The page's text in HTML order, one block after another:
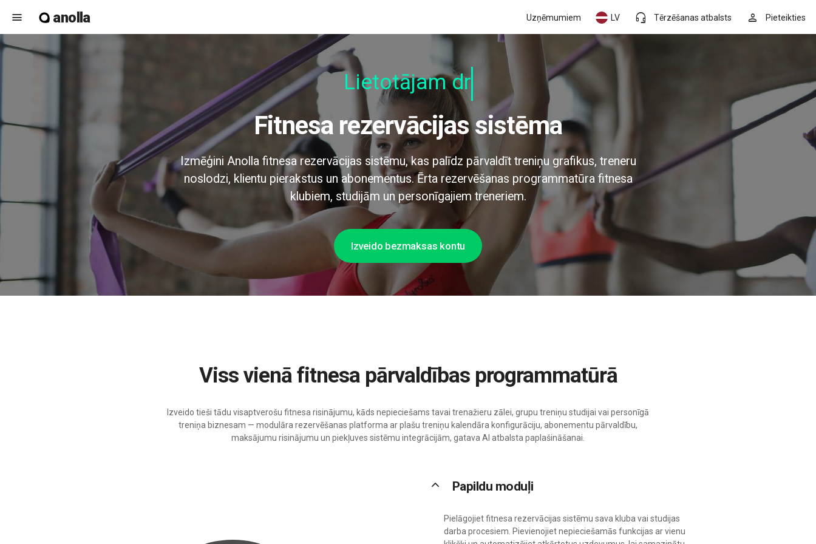
menu anolla person Pieteikties
headset_mic Tērzēšanas atbalsts
LV
Uzņēmumiem
Lietotājam draudzī
Fitnesa rezervācijas sistēma
Izmēģini Anolla fitnesa rezervācijas sistēmu, kas palīdz pārvaldīt treniņu grafikus, treneru
noslodzi, klientu pierakstus un abonementus. Ērta rezervēšanas programmatūra fitnesa
klubiem, studijām un personīgajiem treneriem.
Izveido bezmaksas kontu
Viss vienā fitnesa pārvaldības programmatūrā
Izveido tieši tādu visaptverošu fitnesa risinājumu, kāds nepieciešams tavai trenažieru zālei, grupu treniņu studijai vai personīgā
treniņa biznesam — modulāra rezervēšanas platforma ar plašu treniņu kalendāra konfigurāciju, abonementu pārvaldību,
maksājumu risinājumu un piekļuves sistēmu integrācijām, gatava AI atbalsta paplašināšanai.
keyboard_arrow_up Papildu moduļi
Pielāgojiet fitnesa rezervācijas sistēmu sava kluba vai studijas
darba procesiem. Pievienojiet nepieciešamās funkcijas ar vienu